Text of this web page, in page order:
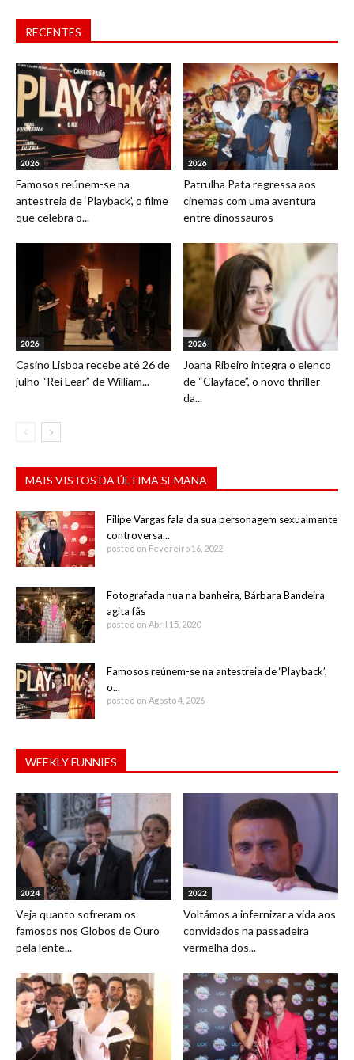
RECENTES
2026
Famosos reúnem-se na
antestreia de ‘Playback’, o filme
que celebra o...
2026
Patrulha Pata regressa aos
cinemas com uma aventura
entre dinossauros
2026
Casino Lisboa recebe até 26 de
julho “Rei Lear” de William...
2026
Joana Ribeiro integra o elenco
de “Clayface”, o novo thriller
da...
MAIS VISTOS DA ÚLTIMA SEMANA
Filipe Vargas fala da sua personagem sexualmente
controversa...
posted on Fevereiro 16, 2022
Fotografada nua na banheira, Bárbara Bandeira
agita fãs
posted on Abril 15, 2020
Famosos reúnem-se na antestreia de ‘Playback’,
o...
posted on Agosto 4, 2026
WEEKLY FUNNIES
2024
Veja quanto sofreram os
famosos nos Globos de Ouro
pela lente...
2022
Voltámos a infernizar a vida aos
convidados na passadeira
vermelha dos...